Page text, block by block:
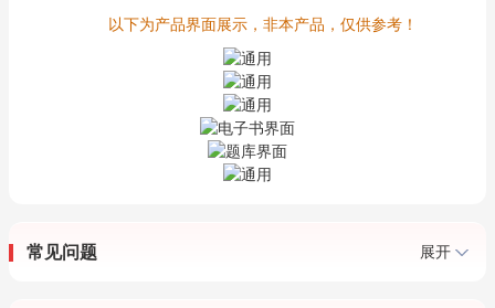
以下为产品界面展示，非本产品，仅供参考！
常见问题 展开